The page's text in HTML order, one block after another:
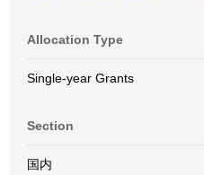
Allocation Type
Single-year Grants
Section
国内